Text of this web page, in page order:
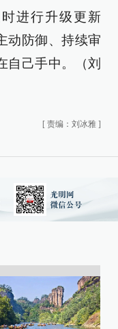
进行升级更新
动防御、持续审
自己手中。（刘
[ 责编：刘冰雅 ]